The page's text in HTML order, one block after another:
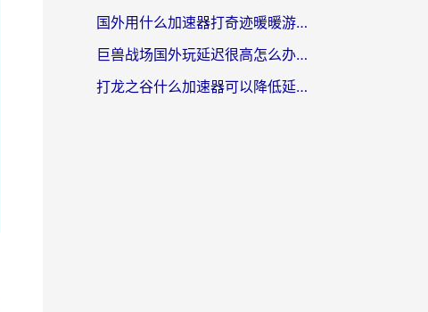
国外用什么加速器打奇迹暖暖游戏？海外党国服手游畅玩全攻略（附3款热门游戏实测）
巨兽战场国外玩延迟很高怎么办？海外党亲测的国服游戏加速解决方案
打龙之谷什么加速器可以降低延迟？海外玩家亲测有效的国服加速指南